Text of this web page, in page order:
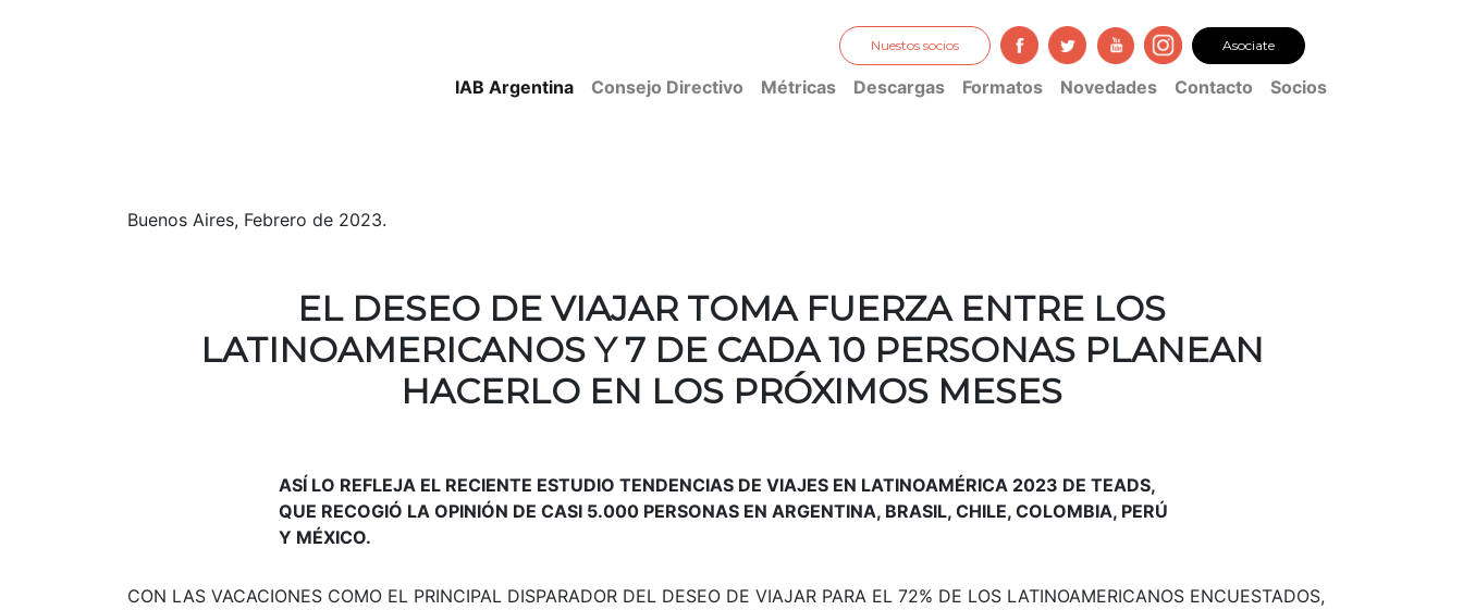
Nuestos socios Asociate
IAB Argentina Consejo Directivo Métricas Descargas Formatos Novedades Contacto Socios
Buenos Aires, Febrero de 2023.
EL DESEO DE VIAJAR TOMA FUERZA ENTRE LOS
LATINOAMERICANOS Y 7 DE CADA 10 PERSONAS PLANEAN
HACERLO EN LOS PRÓXIMOS MESES
ASÍ LO REFLEJA EL RECIENTE ESTUDIO TENDENCIAS DE VIAJES EN LATINOAMÉRICA 2023 DE TEADS,
QUE RECOGIÓ LA OPINIÓN DE CASI 5.000 PERSONAS EN ARGENTINA, BRASIL, CHILE, COLOMBIA, PERÚ
Y MÉXICO.
CON LAS VACACIONES COMO EL PRINCIPAL DISPARADOR DEL DESEO DE VIAJAR PARA EL 72% DE LOS LATINOAMERICANOS ENCUESTADOS,